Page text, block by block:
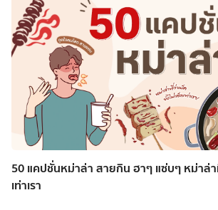
50 แคปชั่นหม่าล่า สายกิน ฮาๆ แซ่บๆ หม่าล่า
เท่าเรา